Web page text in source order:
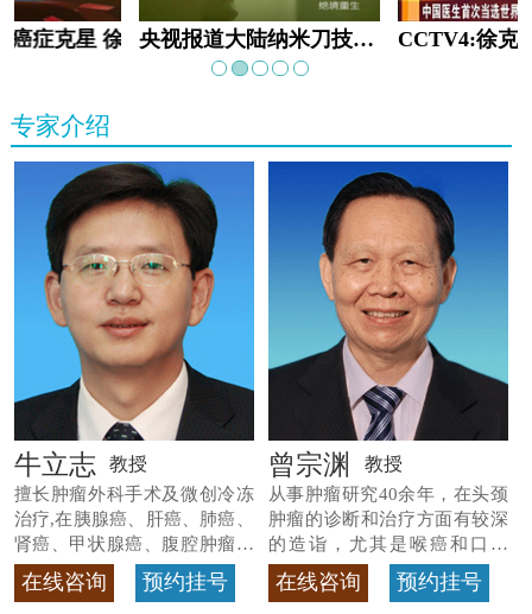
癌症克星 徐克成 央视报道大陆纳米刀技术手术：绝境重生
专家介绍
牛立志 教授
擅长肿瘤外科手术及微创冷冻
治疗,在胰腺癌、肝癌、肺癌、
肾癌、甲状腺癌、腹腔肿瘤等
>>查看专家详情
在线咨询 预约挂号
曾宗渊 教授
从事肿瘤研究40余年，在头颈
肿瘤的诊断和治疗方面有较深
的造诣，尤其是喉癌和口腔
癌，迄今仍是广东喉癌单病种
首席专家 >>查看专家详情
在线咨询 预约挂号